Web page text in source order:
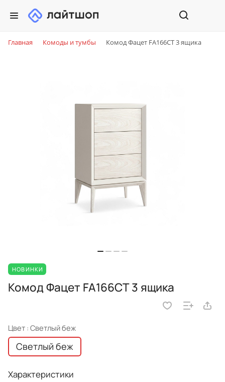
Главная Комоды и тумбы Комод Фацет FA166CT 3 ящика
НОВИНКИ
Комод Фацет FA166CT 3 ящика
Цвет : Светлый беж
Светлый беж
Характеристики